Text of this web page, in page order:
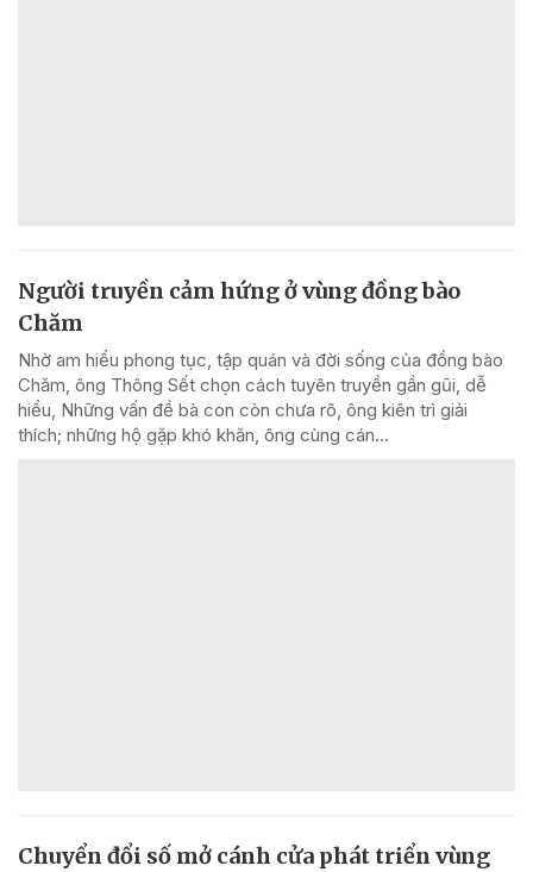
Người truyền cảm hứng ở vùng đồng bào
Chăm
Nhờ am hiểu phong tục, tập quán và đời sống của đồng bào
Chăm, ông Thông Sết chọn cách tuyên truyền gần gũi, dễ
hiểu, Những vấn đề bà con còn chưa rõ, ông kiên trì giải
thích; những hộ gặp khó khăn, ông cùng cán...
Chuyển đổi số mở cánh cửa phát triển vùng